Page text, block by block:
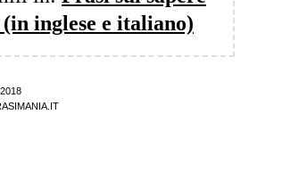
(in inglese e italiano)